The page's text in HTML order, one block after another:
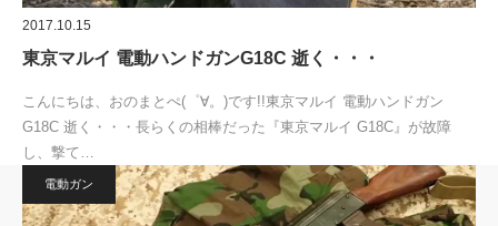
2017.10.15
東京マルイ 電動ハンドガンG18C 逝く・・・
こんにちは、おのまとぺ(゜∀。)です!!東京マルイ 電動ハンドガン
G18C 逝く・・・長らくの相棒だった『東京マルイ G18C』が故障
し、撃て…
電動ガン